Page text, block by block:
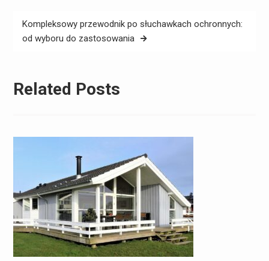
Kompleksowy przewodnik po słuchawkach ochronnych:
od wyboru do zastosowania
Related Posts